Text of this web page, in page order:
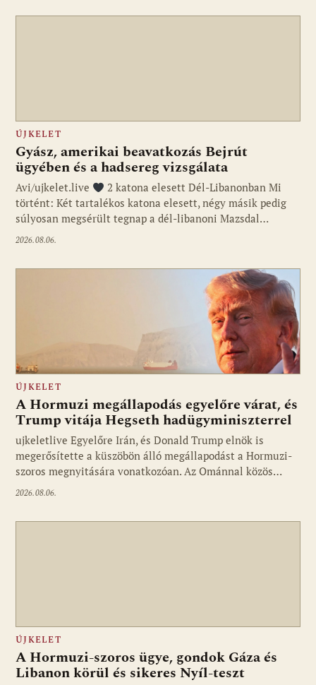
ÚJKELET
Gyász, amerikai beavatkozás Bejrút
ügyében és a hadsereg vizsgálata
Avi/ujkelet.live
2 katona elesett Dél-Libanonban Mi
történt: Két tartalékos katona elesett, négy másik pedig
súlyosan megsérült tegnap a dél-libanoni Mazsdal…
2026.08.06.
Fotó: ujkelet.live
ÚJKELET
A Hormuzi megállapodás egyelőre várat, és
Trump vitája Hegseth hadügyminiszterrel
ujkeletlive Egyelőre Irán, és Donald Trump elnök is
megerősítette a küszöbön álló megállapodást a Hormuzi-
szoros megnyitására vonatkozóan. Az Ománnal közös…
2026.08.06.
ÚJKELET
A Hormuzi-szoros ügye, gondok Gáza és
Libanon körül és sikeres Nyíl-teszt